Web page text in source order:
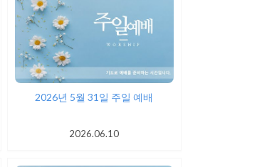
2026년 5월 31일 주일 예배
2026.06.10